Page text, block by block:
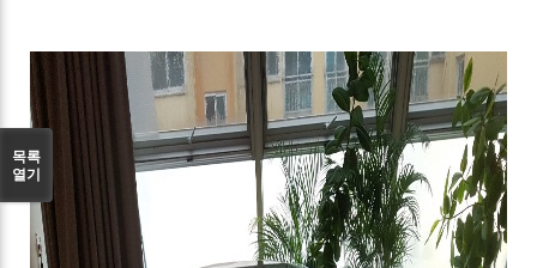
목록
열기